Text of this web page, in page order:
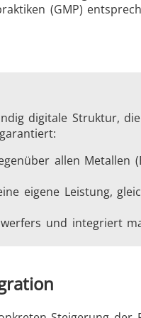
(GMP)
digitale Struktur,
allen Metallen
eigene Leistung,
und integriert